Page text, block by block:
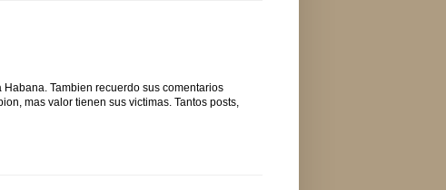
Tambien recuerdo sus comentarios
mas valor tienen sus victimas. Tantos posts,